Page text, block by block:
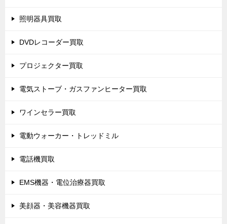
照明器具買取
DVDレコーダー買取
プロジェクター買取
電気ストーブ・ガスファンヒーター買取
ワインセラー買取
電動ウォーカー・トレッドミル
電話機買取
EMS機器・電位治療器買取
美顔器・美容機器買取